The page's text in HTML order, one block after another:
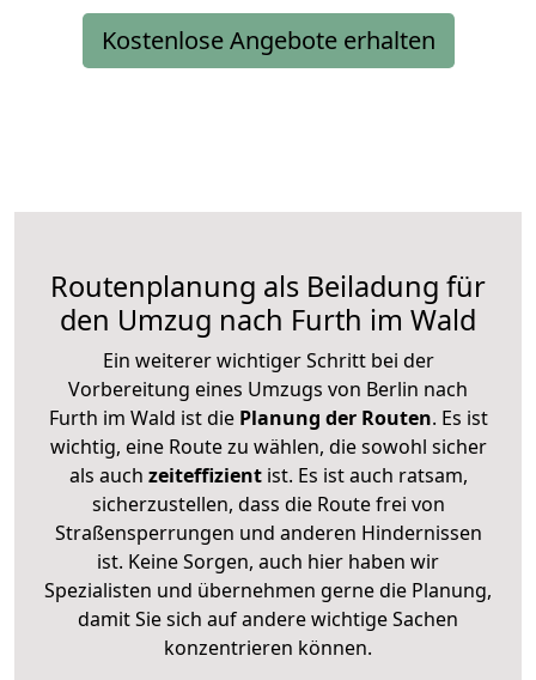
Kostenlose Angebote erhalten
Routenplanung als Beiladung für
den Umzug nach Furth im Wald
Ein weiterer wichtiger Schritt bei der
Vorbereitung eines Umzugs von Berlin nach
Furth im Wald ist diePlanung der Routen. Es ist
wichtig, eine Route zu wählen, die sowohl sicher
als auch zeiteffizientist. Es ist auch ratsam,
sicherzustellen, dass die Route frei von
Straßensperrungen und anderen Hindernissen
ist. Keine Sorgen, auch hier haben wir
Spezialisten und übernehmen gerne die Planung,
damit Sie sich auf andere wichtige Sachen
konzentrieren können.